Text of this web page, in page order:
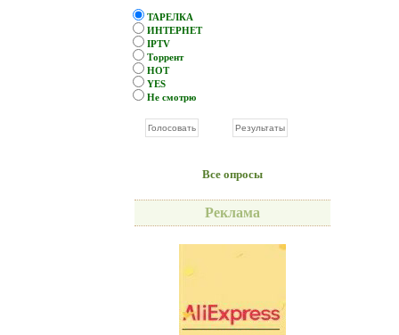
ТАРЕЛКА
ИНТЕРНЕТ
IPTV
Торрент
HOT
YES
Не смотрю
Все опросы
Реклама